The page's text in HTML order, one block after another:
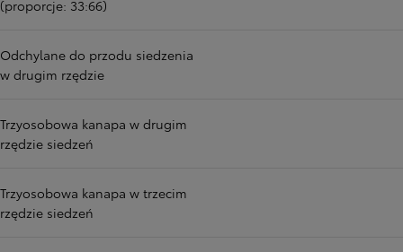
(proporcje: 33:66)
Odchylane do przodu siedzenia
w drugim rzędzie
Trzyosobowa kanapa w drugim
rzędzie siedzeń
Trzyosobowa kanapa w trzecim
rzędzie siedzeń